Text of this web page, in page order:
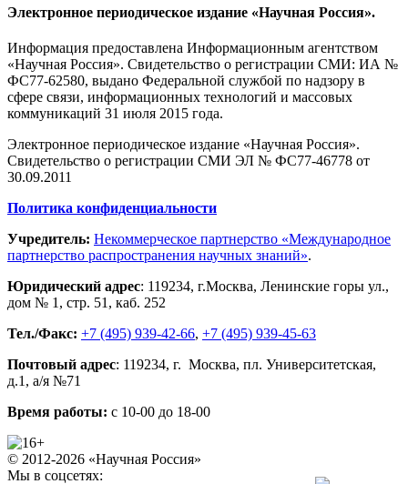
Электронное периодическое издание «Научная Россия».
Информация предоставлена Информационным агентством
«Научная Россия». Свидетельство о регистрации СМИ: ИА №
ФС77-62580, выдано Федеральной службой по надзору в
сфере связи, информационных технологий и массовых
коммуникаций 31 июля 2015 года.
Электронное периодическое издание «Научная Россия».
Свидетельство о регистрации СМИ ЭЛ № ФС77-46778 от
30.09.2011
Политика конфиденциальности
Учредитель: Некоммерческое партнерство «Международное
партнерство распространения научных знаний».
Юридический адрес: 119234, г.Москва, Ленинские горы ул.,
дом № 1, стр. 51 , каб. 252
Тел./Факс: +7 (495) 939-42-66, +7 (495) 939-45-63
Почтовый адрес: 119234, г. Москва, пл. Университетская,
д.1 , а/я №71
Время работы: с 10-00 до 18-00
© 2012-2026 «Научная Россия»
Мы в соцсетях: